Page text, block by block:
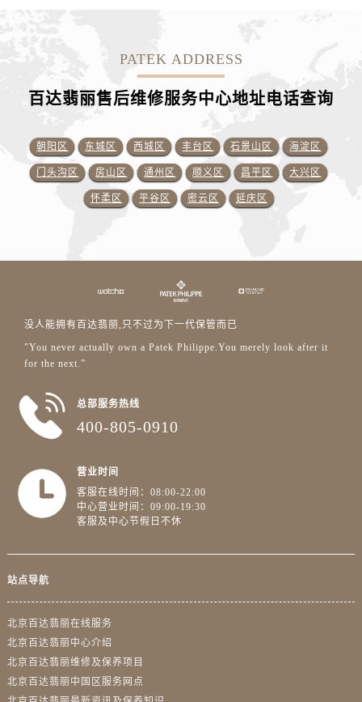
PATEK ADDRESS
百达翡丽售后维修服务中心地址电话查询
朝阳区 东城区 西城区 丰台区 石景山区 海淀区
门头沟区 房山区 通州区 顺义区 昌平区 大兴区
怀柔区 平谷区 密云区 延庆区
没人能拥有百达翡丽,只不过为下一代保管而已
"You never actually own a Patek Philippe.You merely look after it
for the next.”
总部服务热线
400-805-0910
营业时间
客服在线时间：08:00-22:00
中心营业时间：09:00-19:30
客服及中心节假日不休
站点导航
北京百达翡丽在线服务
北京百达翡丽中心介绍
北京百达翡丽维修及保养项目
北京百达翡丽中国区服务网点